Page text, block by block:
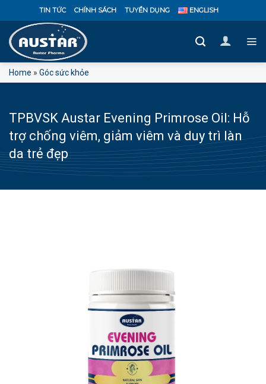
qua
nội
dung
TIN TỨC CHÍNH SÁCH TUYỂN DỤNG ENGLISH
Home » Góc sức khỏe
TPBVSK Austar Evening Primrose Oil: Hỗ
trợ chống viêm, giảm viêm và duy trì làn
da trẻ đẹp